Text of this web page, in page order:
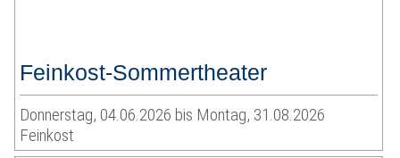
Feinkost-Sommertheater
Donnerstag, 04.06.2026 bis Montag, 31.08.2026
Feinkost